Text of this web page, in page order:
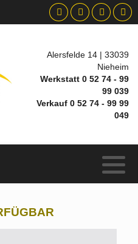
Alersfelde 14 | 33039
Nieheim
Werkstatt 0 52 74 - 99
99 039
Verkauf 0 52 74 - 99 99
049